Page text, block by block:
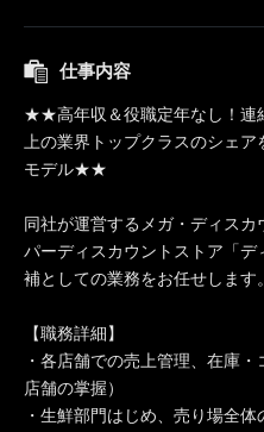
仕事内容
★★高年収＆役職定年なし！連
上の業界トップクラスのシェ
モデル★★
同社が運営するメガ・ディス
パーディスカウントストア「
補としての業務をお任せします。
【職務詳細】
・各店舗での売上管理、在庫
店舗の掌握）
・生鮮部門はじめ、売り場全体